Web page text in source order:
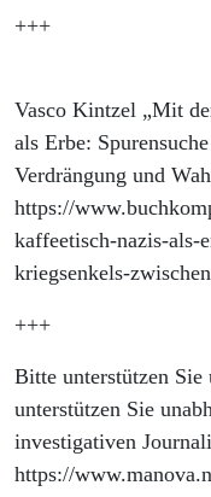
+++
Vasco Kintzel „Mit
als Erbe:
Verdrängung und
https://
kaffeetisch-nazis-als-
kriegsenkels-
+++
Bitte unterstützen Sie
unterstützen Sie
investigativen
https://